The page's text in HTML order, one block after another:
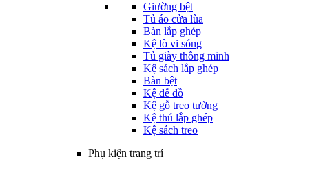
Giường bệt
Tủ áo cửa lùa
Bàn lắp ghép
Kệ lò vi sóng
Tủ giày thông minh
Kệ sách lắp ghép
Bàn bệt
Kệ để đồ
Kệ gỗ treo tường
Kệ thú lắp ghép
Kệ sách treo
Phụ kiện trang trí